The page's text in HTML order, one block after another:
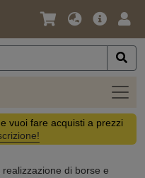
Lingua
Valuta
Offerta
vuoi fare acquisti a prezzi
di borse e